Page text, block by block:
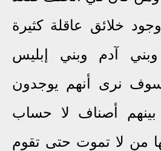
خلائق عاقلة كثيرة
وبني آدم وبني إبليس
نرى أنهم يوجدون
أصناف لا حساب
من لا تموت حتى تقوم